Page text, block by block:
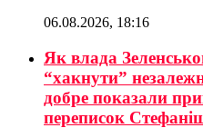
06.08.2026, 18:16
Як влада
“хакнути”
добре показали
переписок